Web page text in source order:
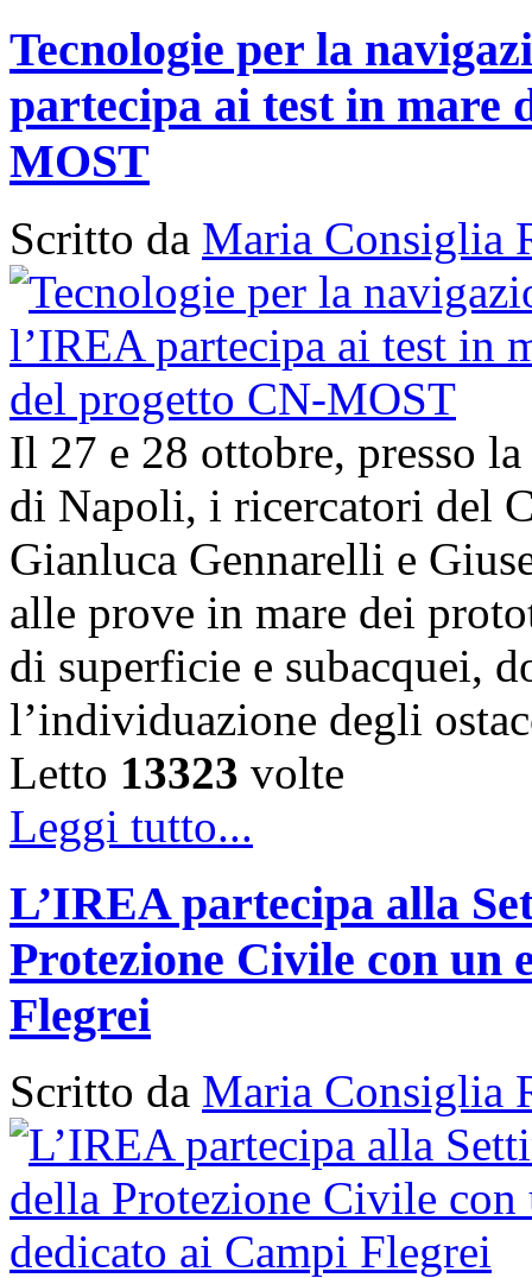
Tecnologie per la
partecipa ai test in mare
MOST
Scritto da Maria Consiglia
Il 27 e 28 ottobre, presso
di Napoli, i ricercatori del
Gianluca Gennarelli e
alle prove in mare dei
di superficie e subacquei,
l’individuazione degli
Letto 13323 volte
Leggi tutto...
L’IREA partecipa alla
Protezione Civile con un
Flegrei
Scritto da Maria Consiglia